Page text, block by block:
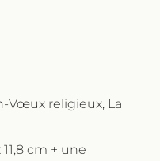
Vœux religieux, La
cm + une